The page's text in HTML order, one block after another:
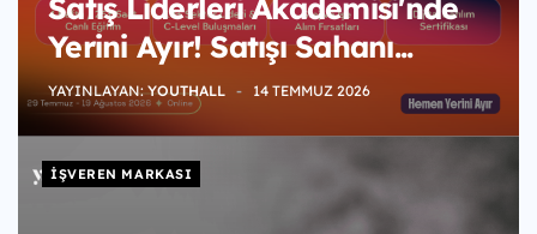
Yerini Ayır! Satışı Sahanı...
YAYINLAYAN: YOUTHALL 14 TEMMUZ 2026
İŞVEREN MARKASI